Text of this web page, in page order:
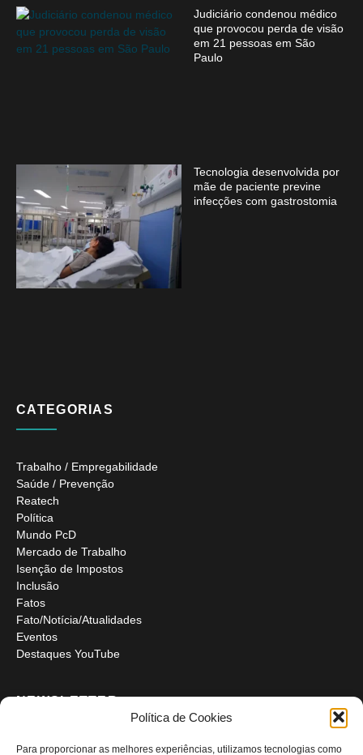
Política de Cookies
Para proporcionar as melhores experiências, utilizamos tecnologias como
Judiciário condenou médico
que provocou perda de visão
em 21 pessoas em São
Paulo
Tecnologia desenvolvida por
mãe de paciente previne
infecções com gastrostomia
CATEGORIAS
Trabalho / Empregabilidade
Saúde / Prevenção
Reatech
Política
Mundo PcD
Mercado de Trabalho
Isenção de Impostos
Inclusão
Fatos
Fato/Notícia/Atualidades
Eventos
Destaques YouTube
NEWSLETTER